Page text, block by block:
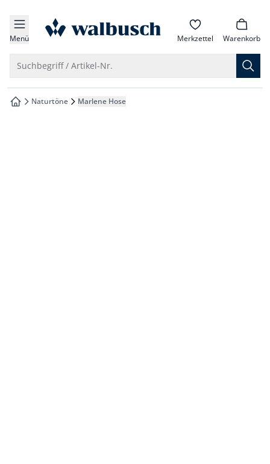
springen
springen
springen
springen
Menü zur Startseite Merkzettel Warenkorb
Suchbegriff / Artikel-Nr.
zur Startseite
Naturtöne Marlene Hose